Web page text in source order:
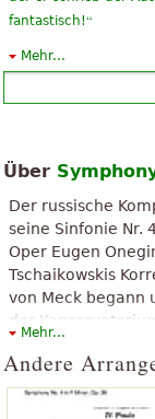
fantastisch!“
„ Great. Really
„Great. Really
Mehr...
Über
Der russische
seine Sinfonie Nr.
Oper Eugen
Tschaikowskis
von Meck begann
der
Tschaikowski
vollendete, „a
Februar 1878 in
Mehr...
Andere